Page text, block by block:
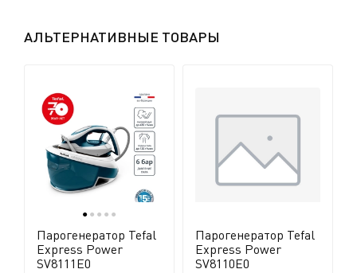
АЛЬТЕРНАТИВНЫЕ ТОВАРЫ
● ● ● ● ●
Парогенератор Tefal
Express Power
SV8111E0
Парогенератор Tefal
Express Power
SV8110E0